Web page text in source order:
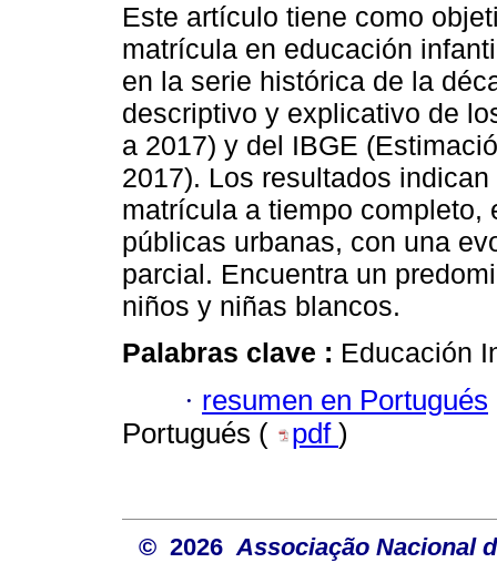
Este artículo tiene como
matrícula en educación
en la serie histórica de la
descriptivo y explicativo de
a 2017) y del IBGE
2017). Los resultados
matrícula a tiempo
públicas urbanas, con una
parcial. Encuentra un
niños y niñas blancos.
Palabras clave : Educación
· resumen en Portugués
Portugués (
pdf )
© 2026 Associação Nacional